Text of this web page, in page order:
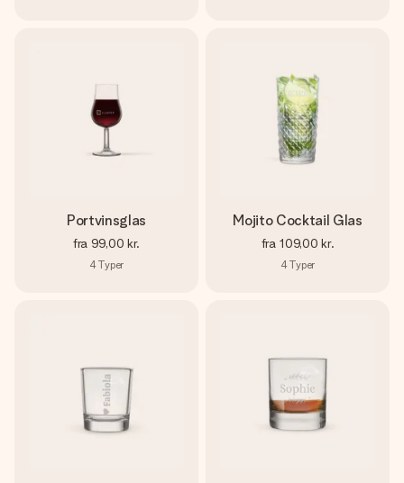
Portvinsglas
fra 99,00 kr.
4Typer
Mojito Cocktail Glas
fra 109,00 kr.
4Typer